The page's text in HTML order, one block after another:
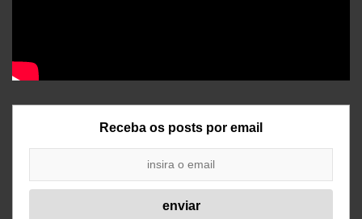
Receba os posts por email